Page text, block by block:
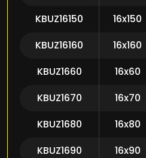
KBUZ16150
16x150
KBUZ16160
16x160
KBUZ1660
16x60
KBUZ1670
16x70
KBUZ1680
16x80
KBUZ1690
16x90